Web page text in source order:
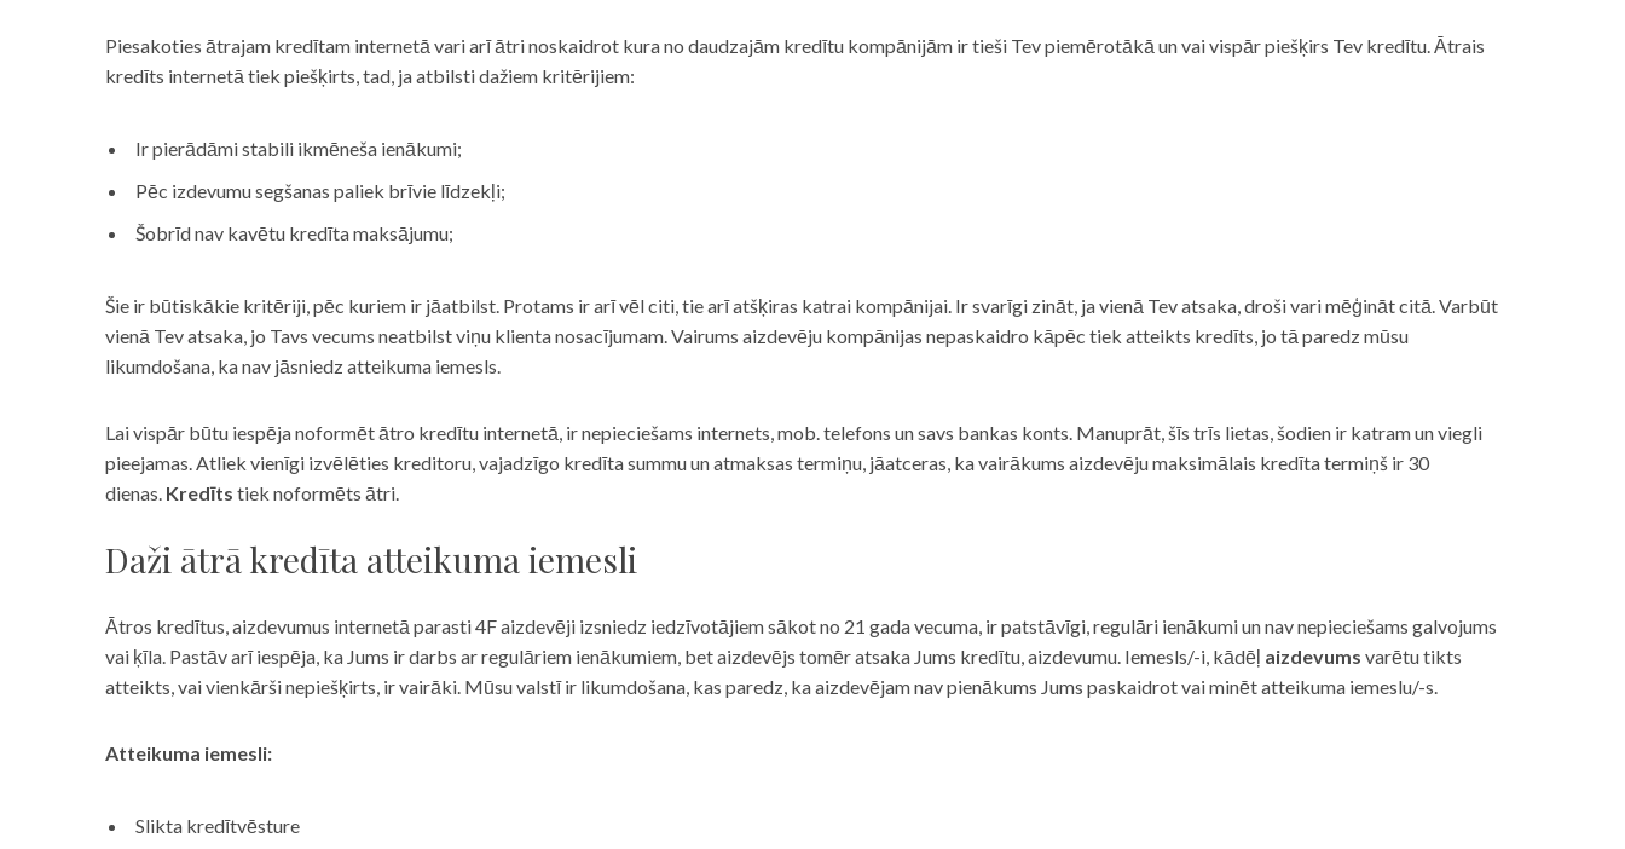
Piesakoties ātrajam kredītam internetā vari arī ātri noskaidrot kura no daudzajām kredītu kompānijām ir tieši Tev piemērotākā un vai vispār piešķirs Tev kredītu. Ātrais
kredīts internetā tiek piešķirts, tad, ja atbilsti dažiem kritērijiem:
Ir pierādāmi stabili ikmēneša ienākumi;
Pēc izdevumu segšanas paliek brīvie līdzekļi;
Šobrīd nav kavētu kredīta maksājumu;
Šie ir būtiskākie kritēriji, pēc kuriem ir jāatbilst. Protams ir arī vēl citi, tie arī atšķiras katrai kompānijai. Ir svarīgi zināt, ja vienā Tev atsaka, droši vari mēģināt citā. Varbūt
vienā Tev atsaka, jo Tavs vecums neatbilst viņu klienta nosacījumam. Vairums aizdevēju kompānijas nepaskaidro kāpēc tiek atteikts kredīts, jo tā paredz mūsu
likumdošana, ka nav jāsniedz atteikuma iemesls.
Lai vispār būtu iespēja noformēt ātro kredītu internetā, ir nepieciešams internets, mob. telefons un savs bankas konts. Manuprāt, šīs trīs lietas, šodien ir katram un viegli
pieejamas. Atliek vienīgi izvēlēties kreditoru, vajadzīgo kredīta summu un atmaksas termiņu, jāatceras, ka vairākums aizdevēju maksimālais kredīta termiņš ir 30
dienas. Kredīts tiek noformēts ātri.
Daži ātrā kredīta atteikuma iemesli
Ātros kredītus, aizdevumus internetā parasti 4F aizdevēji izsniedz iedzīvotājiem sākot no 21 gada vecuma, ir patstāvīgi, regulāri ienākumi un nav nepieciešams galvojums
vai ķīla. Pastāv arī iespēja, ka Jums ir darbs ar regulāriem ienākumiem, bet aizdevējs tomēr atsaka Jums kredītu, aizdevumu. Iemesls/-i, kādēļ aizdevums varētu tikts
atteikts, vai vienkārši nepiešķirts, ir vairāki. Mūsu valstī ir likumdošana, kas paredz, ka aizdevējam nav pienākums Jums paskaidrot vai minēt atteikuma iemeslu/-s.
Atteikuma iemesli:
Slikta kredītvēsture